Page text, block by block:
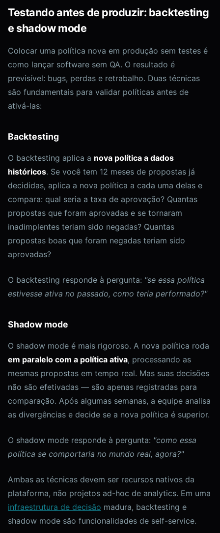
Testando antes de produzir: backtesting
e shadow mode
Colocar uma política nova em produção sem testes é
como lançar software sem QA. O resultado é
previsível: bugs, perdas e retrabalho. Duas técnicas
são fundamentais para validar políticas antes de
ativá-las:
Backtesting
O backtesting aplica a nova política a dados
históricos. Se você tem 12 meses de propostas já
decididas, aplica a nova política a cada uma delas e
compara: qual seria a taxa de aprovação? Quantas
propostas que foram aprovadas e se tornaram
inadimplentes teriam sido negadas? Quantas
propostas boas que foram negadas teriam sido
aprovadas?
O backtesting responde à pergunta: "se essa política
estivesse ativa no passado, como teria performado?"
Shadow mode
O shadow mode é mais rigoroso. A nova política roda
em paralelo com a política ativa, processando as
mesmas propostas em tempo real. Mas suas decisões
não são efetivadas — são apenas registradas para
comparação. Após algumas semanas, a equipe analisa
as divergências e decide se a nova política é superior.
O shadow mode responde à pergunta: "como essa
política se comportaria no mundo real, agora?"
Ambas as técnicas devem ser recursos nativos da
plataforma, não projetos ad-hoc de analytics. Em uma
infraestrutura de decisão madura, backtesting e
shadow mode são funcionalidades de self-service.